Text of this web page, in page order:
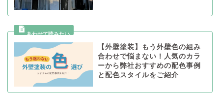
【外壁塗装】もう外壁色の組み
合わせで悩まない！人気のカラ
ーから弊社おすすめの配色事例
と配色スタイルをご紹介